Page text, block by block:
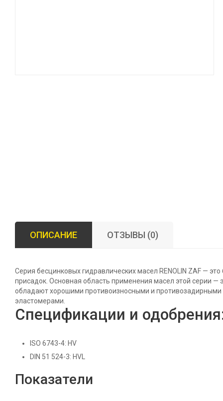
ОПИСАНИЕ ОТЗЫВЫ (0)
Серия бесцинковых гидравлических масел RENOLIN ZAF —
присадок. Основная область применения масел этой серии
обладают хорошими противоизносными и
эластомерами.
Спецификации и
ISO 6743-4: HV
DIN 51 524-3: HVL
Показатели